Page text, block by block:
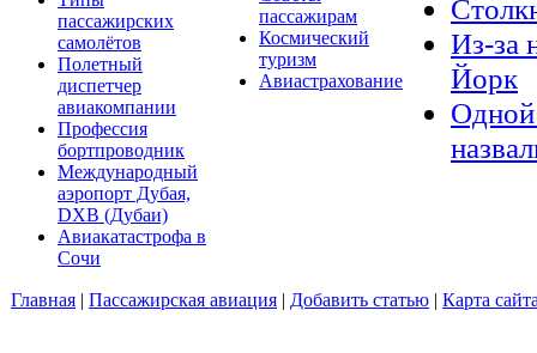
пассажирских
самолётов
Полетный
диспетчер
авиакомпании
Профессия
бортпроводник
Международный
аэропорт Дубая,
DXB (Дубаи)
Авиакатастрофа в
Сочи
пассажирам
Космический
туризм
Авиастрахование
Из-за
Йорк
Одной
Главная | Пассажирская авиация | Добавить статью | Карта